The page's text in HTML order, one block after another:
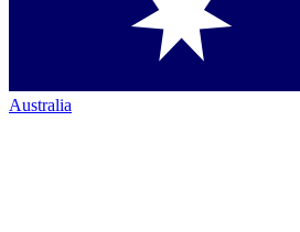
Australia